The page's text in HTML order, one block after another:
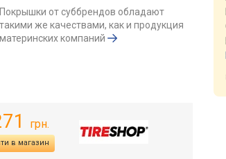
Покрышки от суббрендов обладают
такими же качествами, как и продукция
материнских компаний
грн.
в магазин